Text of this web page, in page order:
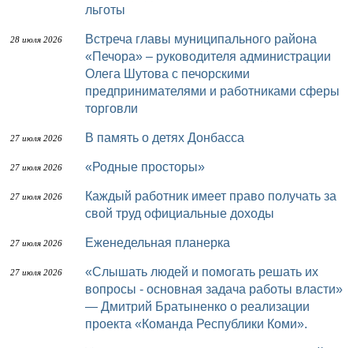
льготы
28 июля 2026
Встреча главы муниципального района
«Печора» – руководителя администрации
Олега Шутова с печорскими
предпринимателями и работниками сферы
торговли
27 июля 2026 В память о детях Донбасса
27 июля 2026 «Родные просторы»
27 июля 2026
Каждый работник имеет право получать за
свой труд официальные доходы
27 июля 2026 Еженедельная планерка
27 июля 2026
«Слышать людей и помогать решать их
вопросы - основная задача работы власти»
— Дмитрий Братыненко о реализации
проекта «Команда Республики Коми».